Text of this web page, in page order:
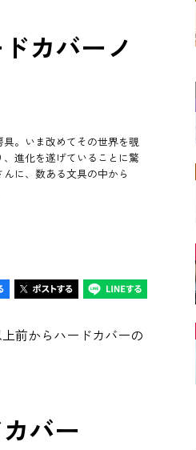
カバーノ
。いま改めてその世界を覗
進化を遂げていることに驚
に、数ある文具の中から
前からハードカバーの
バー